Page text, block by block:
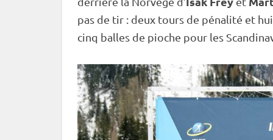
pas de tir : deux tours de pénalité et
cinq balles de pioche pour les